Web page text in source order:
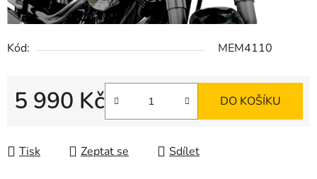
Kód: MEM4110
5 990 Kč DO KOŠÍKU
Tisk Zeptat se Sdílet